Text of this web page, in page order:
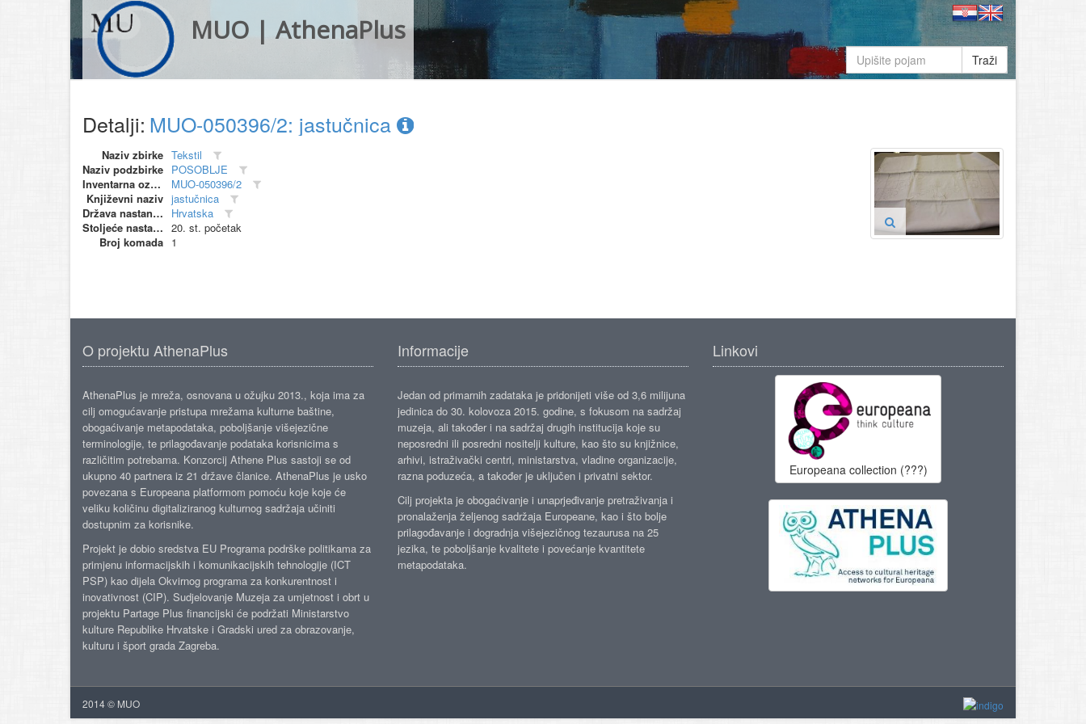
MUO | AthenaPlus
Traži
Detalji: MUO-050396/2: jastučnica
Naziv zbirke Tekstil
Naziv podzbirke POSOBLJE
Inventarna oznaka
MUO-050396/2
Književni naziv jastučnica
Država nastanka
Hrvatska
Stoljeće nastanka 20. st. početak
Broj komada 1
O projektu AthenaPlus
AthenaPlus je mreža, osnovana u ožujku 2013., koja ima za
cilj omogućavanje pristupa mrežama kulturne baštine,
obogaćivanje metapodataka, poboljšanje višejezične
terminologije, te prilagođavanje podataka korisnicima s
različitim potrebama. Konzorcij Athene Plus sastoji se od
ukupno 40 partnera iz 21 države članice. AthenaPlus je usko
povezana s Europeana platformom pomoću koje koje će
veliku količinu digitaliziranog kulturnog sadržaja učiniti
dostupnim za korisnike.
Projekt je dobio sredstva EU Programa podrške politikama za
primjenu informacijskih i komunikacijskih tehnologije (ICT
PSP) kao dijela Okvirnog programa za konkurentnost i
inovativnost (CIP). Sudjelovanje Muzeja za umjetnost i obrt u
projektu Partage Plus financijski će podržati Ministarstvo
kulture Republike Hrvatske i Gradski ured za obrazovanje,
kulturu i šport grada Zagreba.
Informacije
Jedan od primarnih zadataka je pridonijeti više od 3,6 milijuna
jedinica do 30. kolovoza 2015. godine, s fokusom na sadržaj
muzeja, ali također i na sadržaj drugih institucija koje su
neposredni ili posredni nositelji kulture, kao što su knjižnice,
arhivi, istraživački centri, ministarstva, vladine organizacije,
razna poduzeća, a također je uključen i privatni sektor.
Cilj projekta je obogaćivanje i unaprjeđivanje pretraživanja i
pronalaženja željenog sadržaja Europeane, kao i što bolje
prilagođavanje i dogradnja višejezičnog tezaurusa na 25
jezika, te poboljšanje kvalitete i povećanje kvantitete
metapodataka.
Linkovi
Europeana collection (???)
2014 © MUO